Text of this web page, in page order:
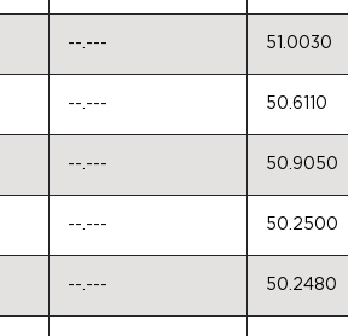
--.--- 51.0030
--.--- 50.6110
--.--- 50.9050
--.--- 50.2500
--.--- 50.2480